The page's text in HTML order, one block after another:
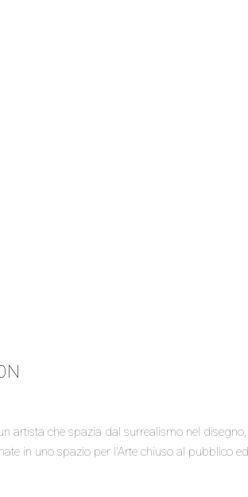
artista che spazia dal surrealismo nel
in uno spazio per l'Arte chiuso al pubblico